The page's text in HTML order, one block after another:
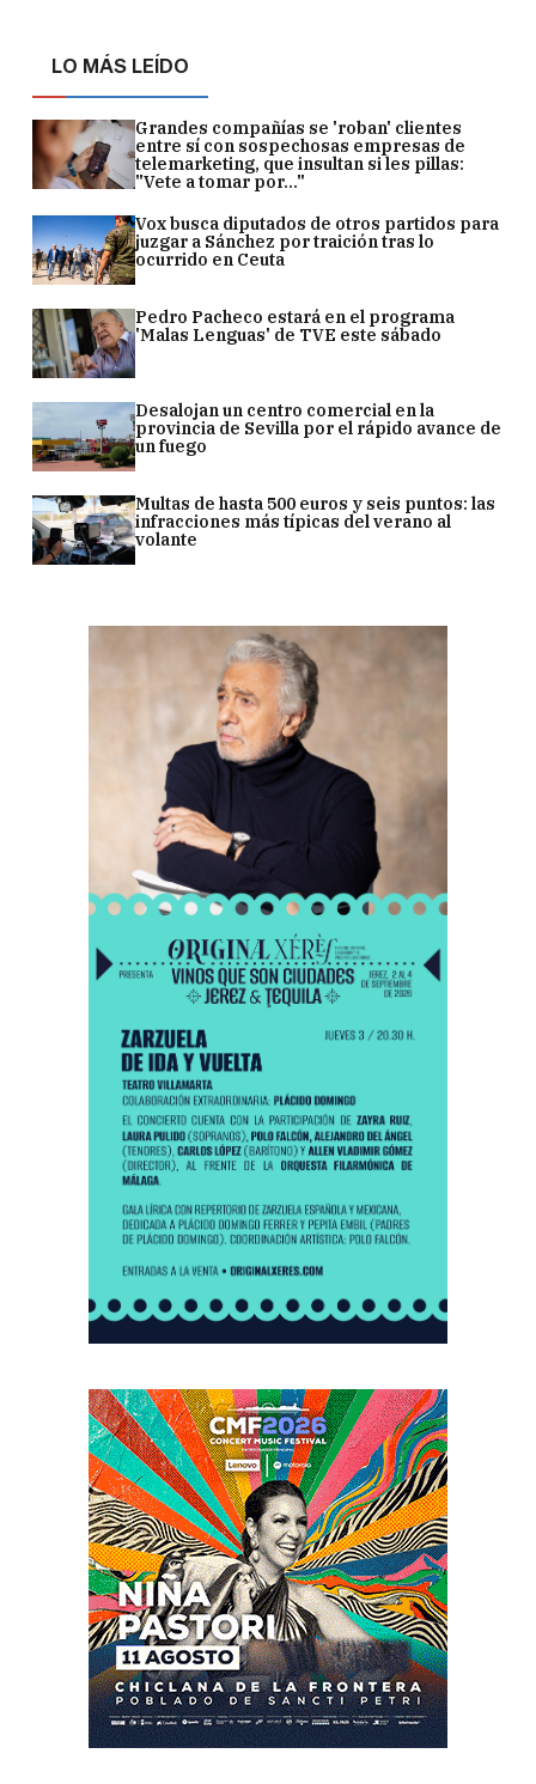
LO MÁS LEÍDO
Grandes compañías se 'roban' clientes
entre sí con sospechosas empresas de
telemarketing, que insultan si les pillas:
"Vete a tomar por..."
Vox busca diputados de otros partidos para
juzgar a Sánchez por traición tras lo
ocurrido en Ceuta
Pedro Pacheco estará en el programa
'Malas Lenguas' de TVE este sábado
Desalojan un centro comercial en la
provincia de Sevilla por el rápido avance de
un fuego
Multas de hasta 500 euros y seis puntos: las
infracciones más típicas del verano al
volante